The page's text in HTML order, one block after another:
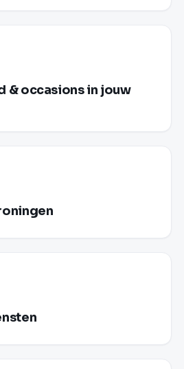
& occasions in jouw